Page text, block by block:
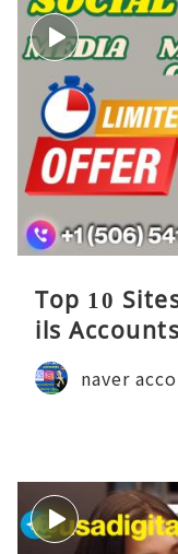
Top 10
ils
naver